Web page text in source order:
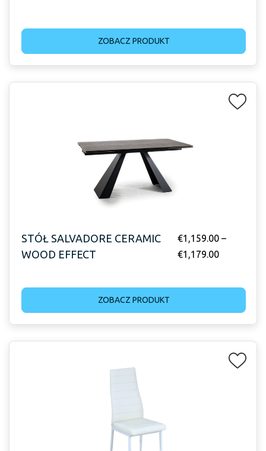
ZOBACZ PRODUKT
STÓŁ SALVADORE CERAMIC
WOOD EFFECT
€1,159.00 –
€1,179.00
ZOBACZ PRODUKT